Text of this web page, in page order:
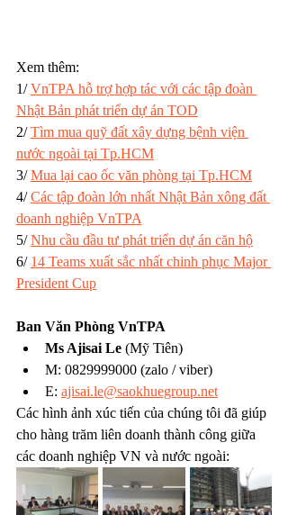
Xem thêm:
1/ VnTPA hỗ trợ hợp tác với các tập đoàn
Nhật Bản phát triển dự án TOD
2/ Tìm mua quỹ đất xây dựng bệnh viện
nước ngoài tại Tp.HCM
3/ Mua lại cao ốc văn phòng tại Tp.HCM
4/ Các tập đoàn lớn nhất Nhật Bản xông đất
doanh nghiệp VnTPA
5/ Nhu cầu đầu tư phát triển dự án căn hộ
6/ 14 Teams xuất sắc nhất chinh phục Major
President Cup
Ban Văn Phòng VnTPA
Ms Ajisai Le (Mỹ Tiên)
M: 0829999000 (zalo / viber)
E: ajisai.le@saokhuegroup.net
Các hình ảnh xúc tiến của chúng tôi đã giúp
cho hàng trăm liên doanh thành công giữa
các doanh nghiệp VN và nước ngoài: